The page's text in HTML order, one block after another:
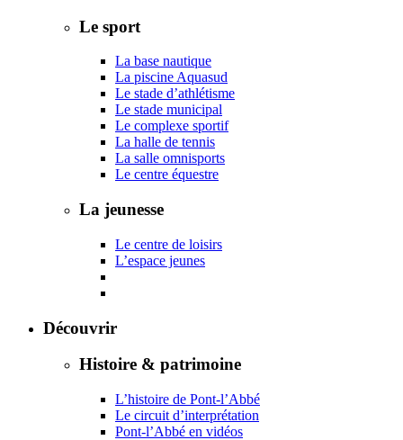
Le sport
La base nautique
La piscine Aquasud
Le stade d’athlétisme
Le stade municipal
Le complexe sportif
La halle de tennis
La salle omnisports
Le centre équestre
La jeunesse
Le centre de loisirs
L’espace jeunes
Découvrir
Histoire & patrimoine
L’histoire de Pont-l’Abbé
Le circuit d’interprétation
Pont-l’Abbé en vidéos